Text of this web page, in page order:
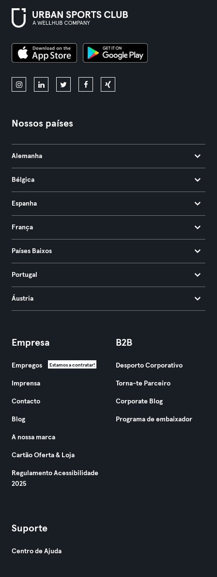
Nossos países
Alemanha
Bélgica
Espanha
França
Países Baixos
Portugal
Áustria
Empresa
Empregos Estamos a contratar!
Imprensa
Contacto
Blog
A nossa marca
Cartão Oferta & Loja
Regulamento Acessibilidade
2025
B2B
Desporto Corporativo
Torna-te Parceiro
Corporate Blog
Programa de embaixador
Suporte
Centro de Ajuda